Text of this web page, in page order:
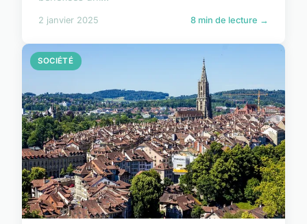
2 janvier 2025 8 min de lecture →
SOCIÉTÉ